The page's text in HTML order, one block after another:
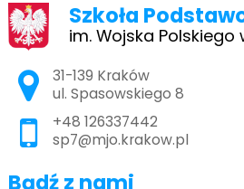
Szkoła
im. Wojska Polskiego
Adres pocztowy:
31-139 Kraków
ul. Spasowskiego 8
+48 126337442
sp7@mjo.krakow.pl
Bądź z nami